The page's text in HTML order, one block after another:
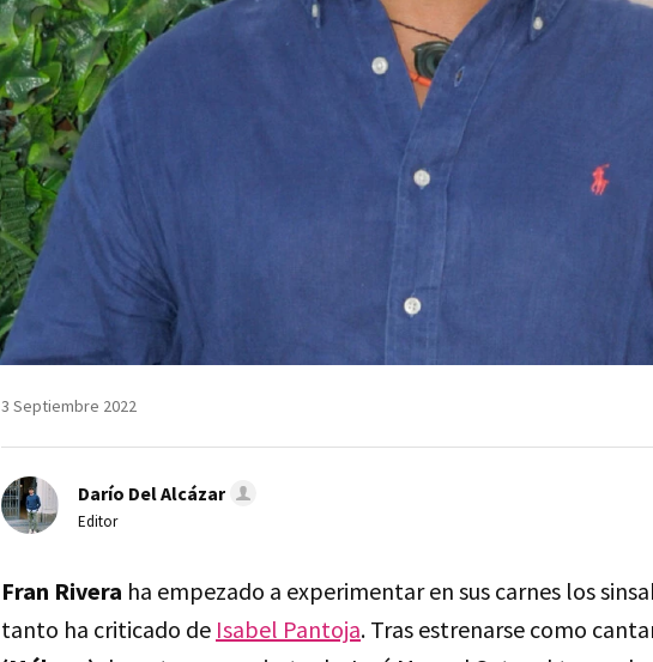
3 Septiembre 2022
Darío Del Alcázar
Editor
Fran Rivera ha empezado a experimentar en sus carnes los
tanto ha criticado de Isabel Pantoja. Tras estrenarse como